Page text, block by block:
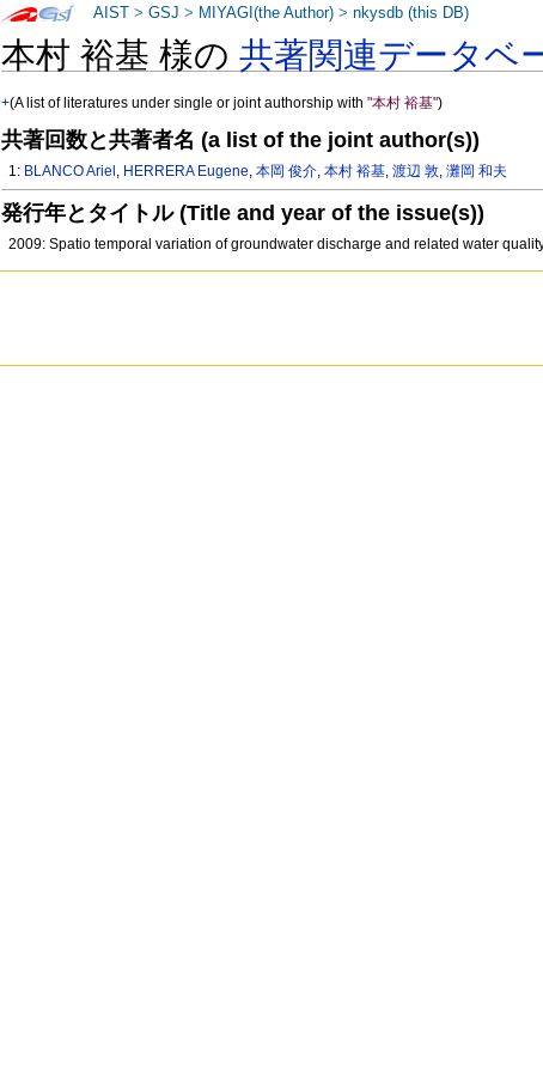
本村 裕基 様の共著関連データベ
+(A list of literatures under single or joint authorship with"本村 裕基")
共著回数と共著者名 (a list of the joint author(s))
1: BLANCO Ariel , HERRERA Eugene,本岡 俊介,本村 裕基,渡辺 敦,灘岡 和夫
発行年とタイトル (Title and year of the issue(s))
2009: Spatio temporal variation of groundwater discharge and related water
AIST >GSJ > MIYAGI(the Author) >nkysdb (this DB)